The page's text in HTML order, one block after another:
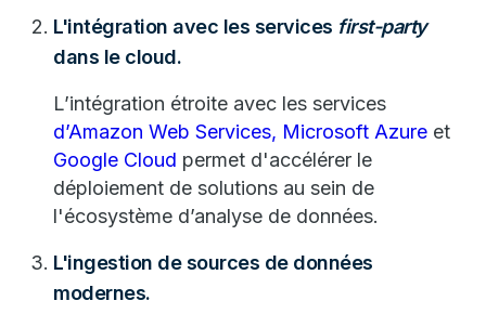
L'intégration avec les services first-party
dans le cloud.
L’intégration étroite avec les services
d’Amazon Web Services, Microsoft Azure et
Google Cloud permet d'accélérer le
déploiement de solutions au sein de
l'écosystème d’analyse de données.
L'ingestion de sources de données
modernes.